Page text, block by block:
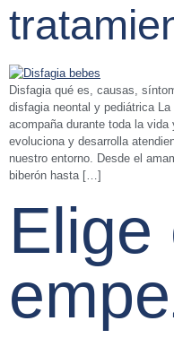
Disfagia qué es, causas,
disfagia neontal y pediátrica
acompaña durante toda la
evoluciona y desarrolla
nuestro entorno. Desde el
biberón hasta […]
Elige